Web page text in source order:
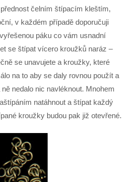
čelním štípacím kleštím,
v každém případě doporučuji
páku co vám usnadní
se štípat vícero kroužků naráz –
se unavujete a kroužky, které
na to aby se daly rovnou použít a
nedalo nic navléknout. Mnohem
natáhnout a štípat každý
kroužky budou pak již otevřené.